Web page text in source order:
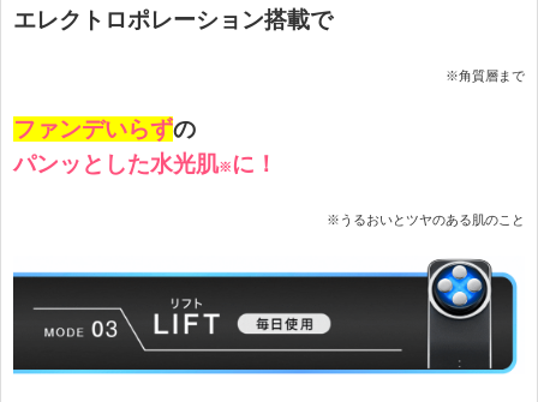
エレクトロポレーション搭載で
※角質層まで
ファンデいらずの
パンッとした水光肌※ に！
※うるおいとツヤのある肌のこと